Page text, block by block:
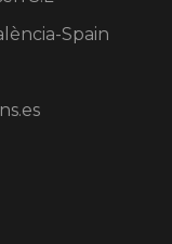
Spain